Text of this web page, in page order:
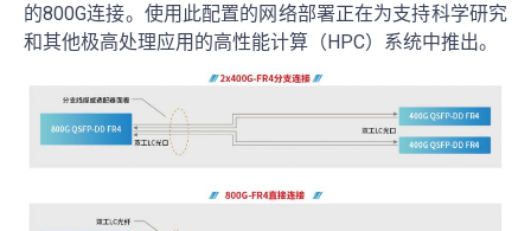
的800G连接。使用此配置的网络部署正在为支持科学研究
和其他极高处理应用的高性能计算（HPC）系统中推出。